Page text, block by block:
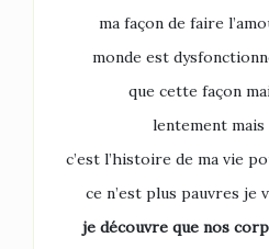
ma façon de faire
monde est
que cette façon
lentement
c’est l’histoire de ma vie
ce n’est plus pauvres je
je découvre que nos